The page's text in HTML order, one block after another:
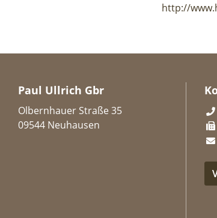
http://
Paul Ullrich Gbr
Olbernhauer Straße 35
09544 Neuhausen